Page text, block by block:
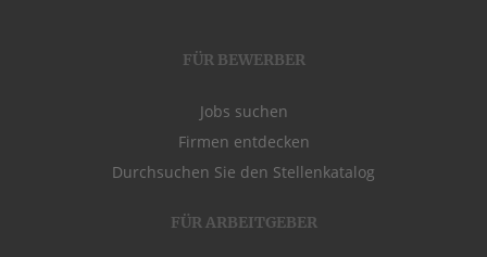
FÜR BEWERBER
Jobs suchen
Firmen entdecken
Durchsuchen Sie den Stellenkatalog
FÜR ARBEITGEBER